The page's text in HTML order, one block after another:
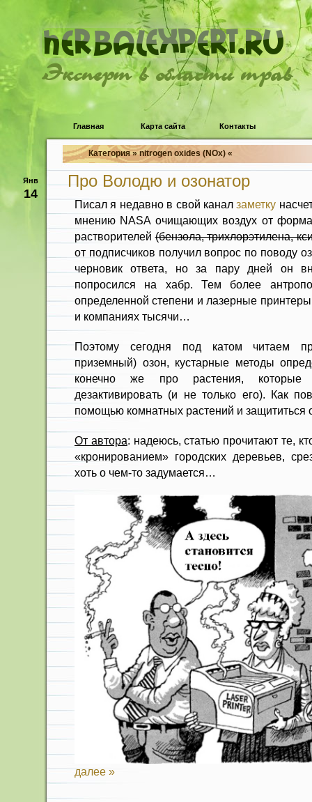
Эксперт в области трав
Главная Карта сайта Контакты
Категория » nitrogen oxides (NOx) «
Янв
14
Про Володю и озонатор
Писал я недавно в свой каналзаметку
мнению NASA очищающих воздух от
растворителей(бензола, трихлорэтилена,
от подписчиков получил вопрос по поводу
черновик ответа, но за пару дней он
попросился на хабр. Тем более
определенной степени и лазерные
и компаниях тысячи…
Поэтому сегодня под катом читаем
приземный) озон, кустарные методы
конечно же про растения, которые
дезактивировать (и не только его). Как
помощью комнатных растений и защититься
От автора: надеюсь, статью прочитают те,
«кронированием» городских деревьев,
хоть о чем-то задумается…
далее »